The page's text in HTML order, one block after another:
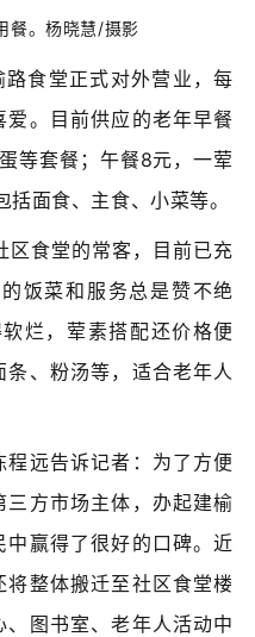
餐。杨晓慧/摄影
食堂正式对外营业，每
。目前供应的老年早餐
等套餐；午餐8元，一荤
面食、主食、小菜等。
食堂的常客，目前已充
饭菜和服务总是赞不绝
烂，荤素搭配还价格便
、粉汤等，适合老年人
远告诉记者：为了方便
方市场主体，办起建榆
赢得了很好的口碑。近
整体搬迁至社区食堂楼
、图书室、老年人活动中